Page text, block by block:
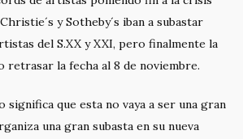
y Sotheby´s iban a subastar
del S.XX y XXI, pero finalmente la
retrasar la fecha al 8 de noviembre.
significa que esta no vaya a ser una gran
una gran subasta en su nueva